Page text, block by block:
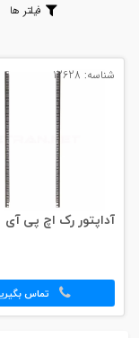
بیشترین
فیلتر ها
شناسه: 12628
آداپتور رک اچ پی آی
تماس